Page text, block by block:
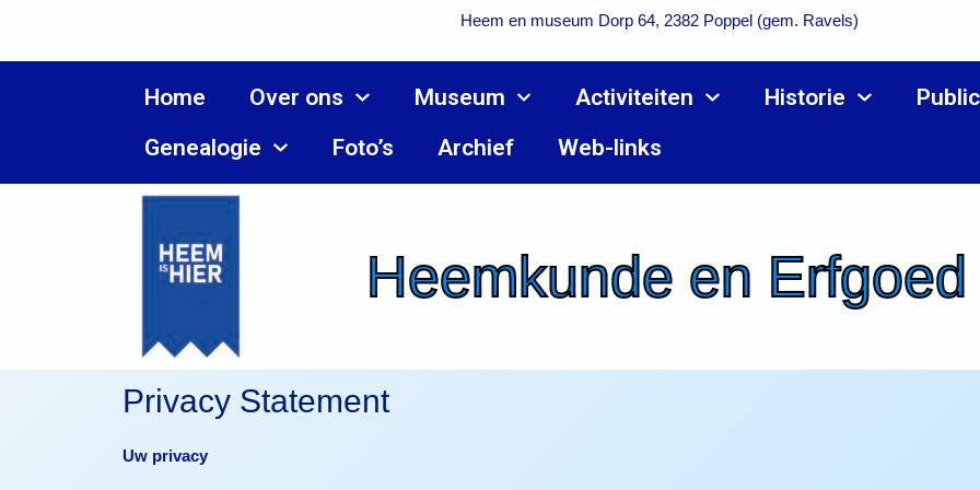
de
Heem en museum Dorp 64, 2382 Poppel (gem. Ravels)
Home Over ons Museum Activiteiten Historie
Genealogie
Foto’s Archief Web-links
Heemkunde en
Privacy Statement
Uw privacy